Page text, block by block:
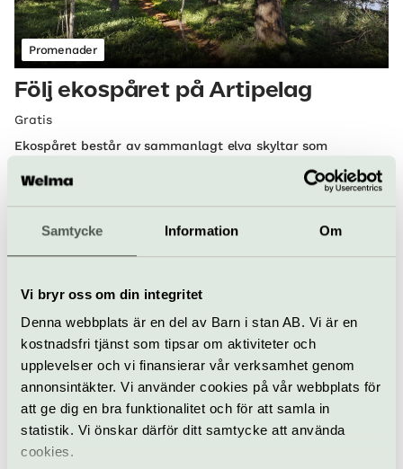
Samtycke Information Om
Vi bryr oss om din integritet
Denna webbplats är en del av Barn i stan AB. Vi är en
kostnadsfri tjänst som tipsar om aktiviteter och
upplevelser och vi finansierar vår verksamhet genom
annonsintäkter. Vi använder cookies på vår webbplats för
att ge dig en bra funktionalitet och för att samla in
statistik. Vi önskar därför ditt samtycke att använda
cookies.
Promenader
Följ ekospåret på Artipelag
Gratis
Ekospåret består av sammanlagt elva skyltar som
utmed våra promenadstråk.
Artipelag | Värmdö
Basutställning
Skulptur i natur – utställning i det